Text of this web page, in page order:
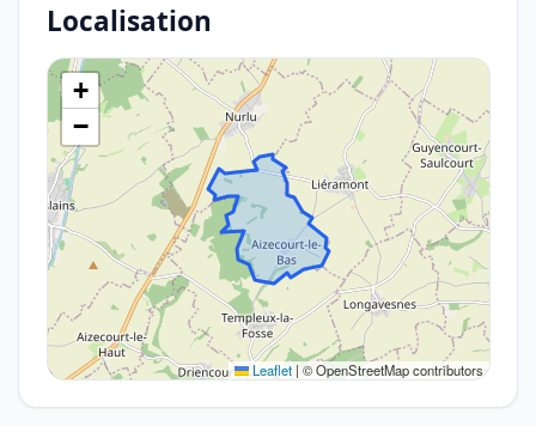
Localisation
+
−
Leaflet | © OpenStreetMap contributors